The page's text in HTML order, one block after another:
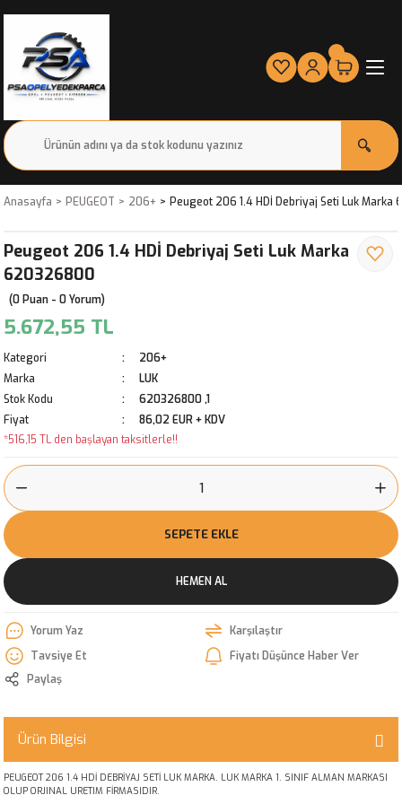
Anasayfa PEUGEOT 206+ Peugeot 206 1.4 HDİ Debriyaj Seti Luk
Peugeot 206 1.4 HDİ Debriyaj Seti Luk Marka
620326800
(0 Puan - 0 Yorum)
5.672,55 TL
Kategori
206+
Marka
LUK
Stok Kodu
620326800 ,1
Fiyat
86,02 EUR + KDV
*516,15 TL den başlayan taksitlerle!!
SEPETE EKLE
HEMEN AL
Yorum Yaz
Karşılaştır
Tavsiye Et
Fiyatı Düşünce Haber Ver
Paylaş
Ürün Bilgisi
PEUGEOT 206 1.4 HDİ DEBRİYAJ SETİ LUK MARKA. LUK MARKA 1. SINIF ALMAN MARKASI
OLUP ORJINAL URETIM FİRMASIDIR.